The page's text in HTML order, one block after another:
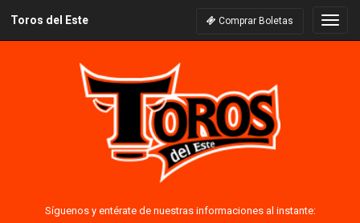
Toros del Este Comprar Boletas
Síguenos y entérate de nuestras informaciones al instante: